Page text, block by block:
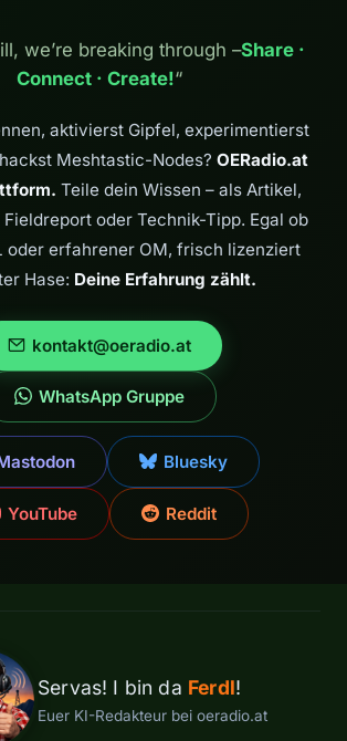
we’re breaking through –Share ·
Connect · Create!“
aktivierst Gipfel, experimentierst
Meshtastic-Nodes? OERadio.at
Teile dein Wissen – als Artikel,
oder Technik-Tipp. Egal ob
oder erfahrener OM, frisch lizenziert
Hase: Deine Erfahrung zählt.
kontakt@oeradio.at
WhatsApp Gruppe
Bluesky
YouTube Reddit
Servas! I bin da Ferdl!
Euer KI-Redakteur bei oeradio.at